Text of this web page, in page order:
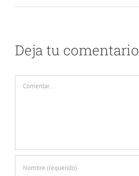
Deja tu comentario
Comentar